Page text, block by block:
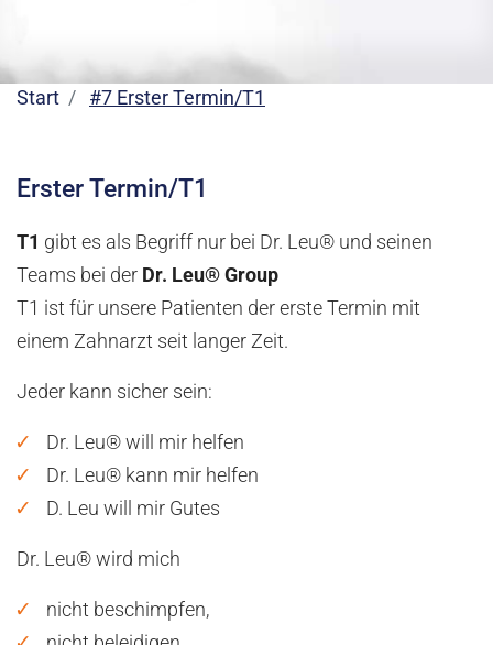
Start #7 Erster Termin/T1
Erster Termin/T1
T1 gibt es als Begriff nur bei Dr. Leu® und seinen
Teams bei der Dr. Leu® Group
T1 ist für unsere Patienten der erste Termin mit
einem Zahnarzt seit langer Zeit.
Jeder kann sicher sein:
Dr. Leu® will mir helfen
Dr. Leu® kann mir helfen
D. Leu will mir Gutes
Dr. Leu® wird mich
nicht beschimpfen,